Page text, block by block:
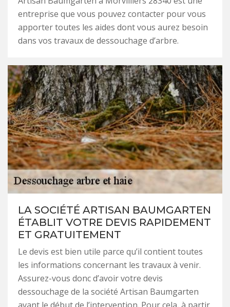
entreprise que vous pouvez contacter pour vous
apporter toutes les aides dont vous aurez besoin
dans vos travaux de dessouchage d’arbre.
LA SOCIÉTÉ ARTISAN BAUMGARTEN
ÉTABLIT VOTRE DEVIS RAPIDEMENT
ET GRATUITEMENT
Le devis est bien utile parce qu’il contient toutes
les informations concernant les travaux à venir.
Assurez-vous donc d’avoir votre devis
dessouchage de la société Artisan Baumgarten